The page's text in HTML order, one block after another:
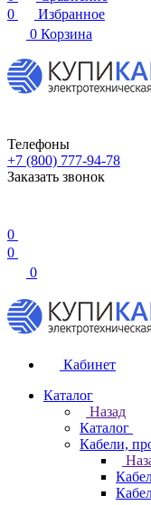
0
Избранное
0 Корзина
Телефоны
+7 (800) 777-94-78
Заказать звонок
0
0
0
Кабинет
Каталог
Назад
Каталог
Кабели,